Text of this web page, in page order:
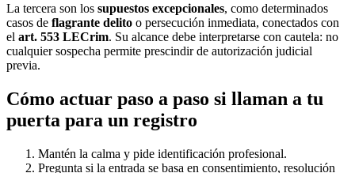
La tercera son los supuestos excepcionales, como determinados
casos de flagrante delito o persecución inmediata, conectados con
el art. 553 LECrim. Su alcance debe interpretarse con cautela: no
cualquier sospecha permite prescindir de autorización judicial
previa.
Cómo actuar paso a paso si llaman a tu
puerta para un registro
Mantén la calma y pide identificación profesional.
Pregunta si la entrada se basa en consentimiento, resolución